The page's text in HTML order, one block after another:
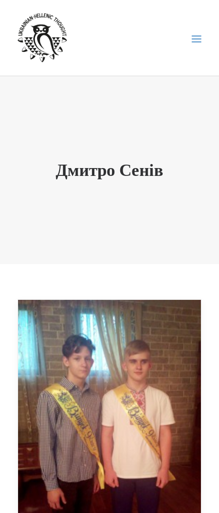
“ВІСНИК”/”ΑΓΓΕΛΙΑΦΌΡΟΣ”
Дмитро Сенів